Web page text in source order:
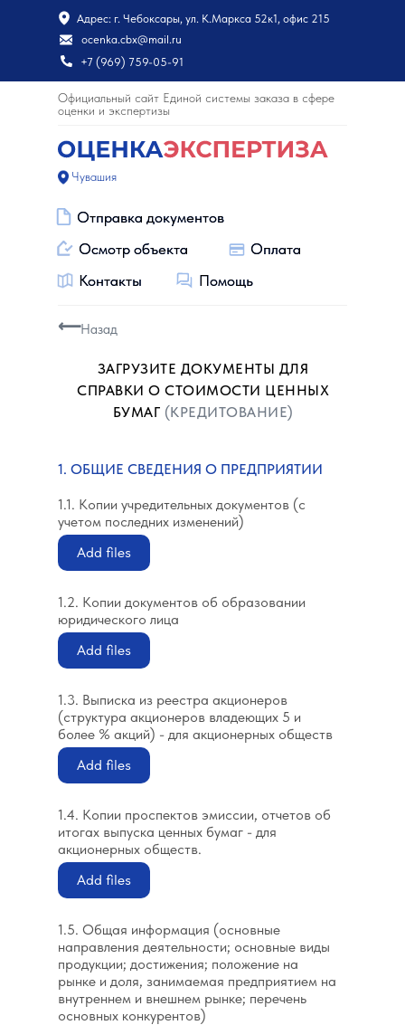
Адрес: г. Чебоксары, ул. К.Маркса 52к1, офис 215
ocenka.cbx@mail.ru
+7 (969) 759-05-91
Официальный сайт Единой системы заказа в сфере
оценки и экспертизы
Чувашия
Отправка документов
Отправка документов
Оплата
Осмотр объекта
Контакты
Оплата
Осмотр объекта
Контакты
Помощь
Помощь
ЗАГРУЗИТЕ ДОКУМЕНТЫ ДЛЯ
СПРАВКИ О СТОИМОСТИ ЦЕННЫХ
БУМАГ (КРЕДИТОВАНИЕ)
Назад
⟵
1. ОБЩИЕ СВЕДЕНИЯ О ПРЕДПРИЯТИИ
1.1. Копии учредительных документов (с
учетом последних изменений)
Add files
1.2. Копии документов об образовании
юридического лица
Add files
1.3. Выписка из реестра акционеров
(структура акционеров владеющих 5 и
более % акций) - для акционерных обществ
Add files
1.4. Копии проспектов эмиссии, отчетов об
итогах выпуска ценных бумаг - для
акционерных обществ.
Add files
1.5. Общая информация (основные
направления деятельности; основные виды
продукции; достижения; положение на
рынке и доля, занимаемая предприятием на
внутреннем и внешнем рынке; перечень
основных конкурентов)